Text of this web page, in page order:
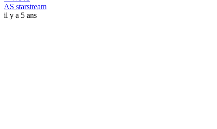
AS starstream
il y a 5 ans